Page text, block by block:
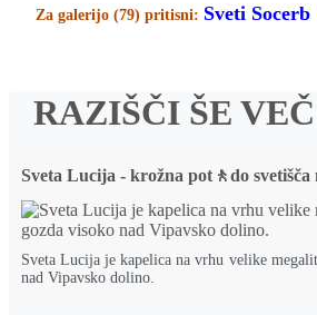
Za galerijo (79) pritisni: Sveti Socerb
RAZIŠČI ŠE
Sveta Lucija - krožna pot🚶do
Sveta Lucija je kapelica na vrhu velike
nad Vipavsko dolino.